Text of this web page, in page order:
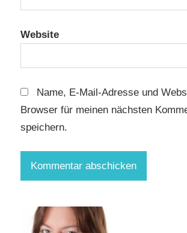
Website
Name, E-Mail-Adresse und
Browser für meinen nächsten
speichern.